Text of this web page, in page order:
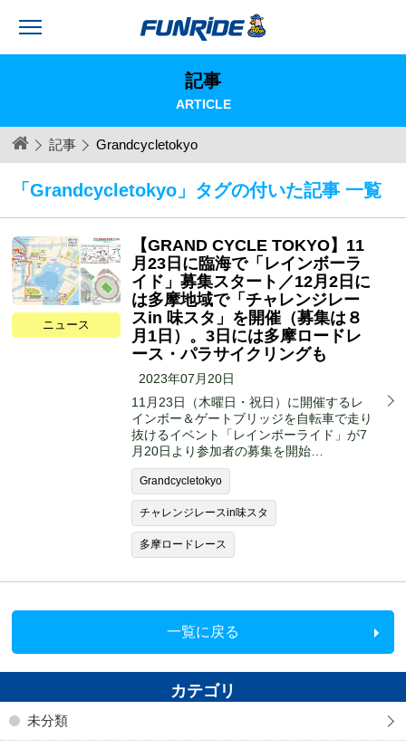
記事
ARTICLE
記事 Grandcycletokyo
「Grandcycletokyo」タグの付いた記事 一覧
ニュース
【GRAND CYCLE TOKYO】11
月23日に臨海で「レインボーラ
イド」募集スタート／12月2日に
は多摩地域で「チャレンジレー
スin 味スタ」を開催（募集は８
月1日）。3日には多摩ロードレ
ース・パラサイクリングも
2023年07月20日
11月23日（木曜日・祝日）に開催するレ
インボー＆ゲートブリッジを自転車で走り
抜けるイベント「レインボーライド」が7
月20日より参加者の募集を開始…
Grandcycletokyo
チャレンジレースin味スタ
多摩ロードレース
一覧に戻る
カテゴリ
未分類